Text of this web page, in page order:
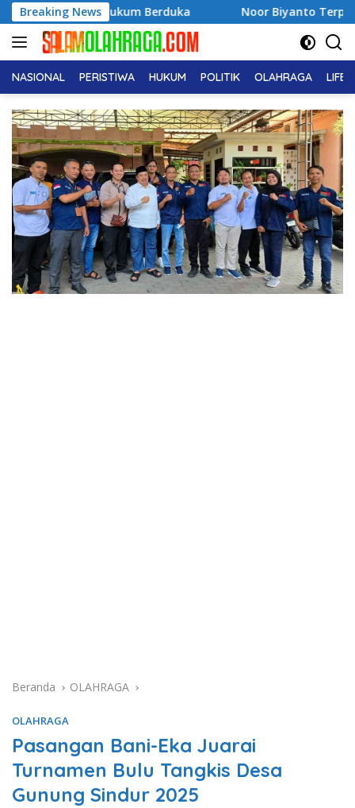
Langsung
ke
konten
Breaking News
Hukum Berduka Noor Biyanto Terpilih Aklamasi
NASIONAL PERISTIWA HUKUM POLITIK OLAHRAGA
Beranda OLAHRAGA
OLAHRAGA
Pasangan Bani-Eka Juarai
Turnamen Bulu Tangkis Desa
Gunung Sindur 2025